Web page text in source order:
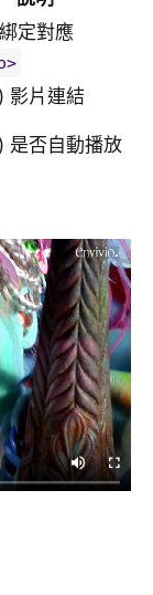
定對應
影片連結
是否自動播放